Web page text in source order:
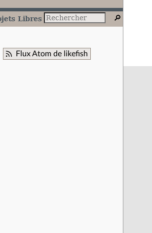
Libres
Flux Atom de likefish